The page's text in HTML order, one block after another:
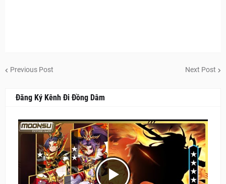
Previous Post Next Post
Đăng Ký Kênh Đi Đồng Dâm